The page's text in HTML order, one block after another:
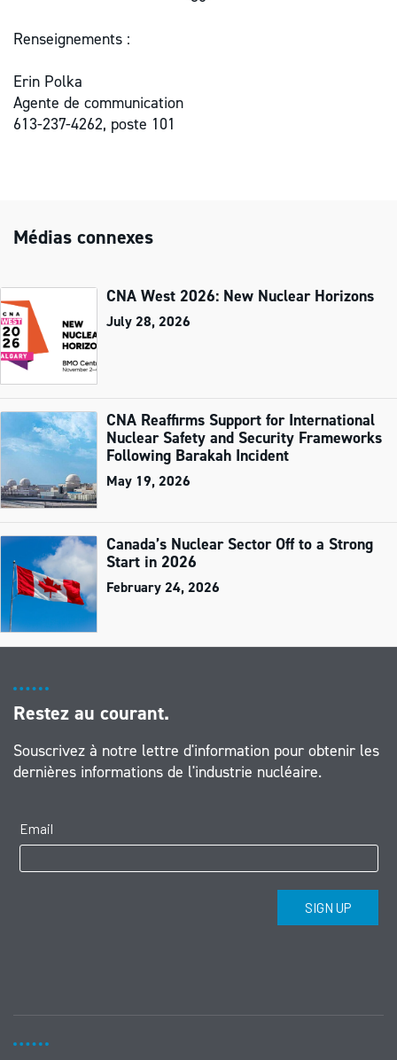
Renseignements :
Erin Polka
Agente de communication
613-237-4262, poste 101
Médias connexes
CNA West 2026: New Nuclear Horizons
July 28, 2026
CNA Reaffirms Support for International
Nuclear Safety and Security Frameworks
Following Barakah Incident
May 19, 2026
Canada’s Nuclear Sector Off to a Strong
Start in 2026
February 24, 2026
Restez au courant.
Souscrivez à notre lettre d'information pour obtenir les
dernières informations de l'industrie nucléaire.